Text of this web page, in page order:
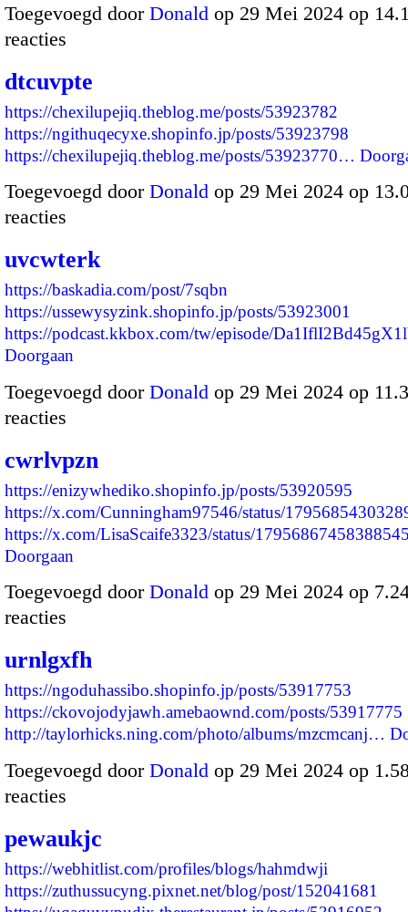
Toegevoegd door Donald op 29 Mei 2024 op
reacties
dtcuvpte
https://chexilupejiq.theblog.me/posts/53923782
https://ngithuqecyxe.shopinfo.jp/posts/53923798
https://chexilupejiq.theblog.me/posts/53923770…
Toegevoegd door Donald op 29 Mei 2024 op
reacties
uvcwterk
https://baskadia.com/post/7sqbn
https://ussewysyzink.shopinfo.jp/posts/53923001
https://podcast.kkbox.com/tw/episode/
Doorgaan
Toegevoegd door Donald op 29 Mei 2024 op
reacties
cwrlvpzn
https://enizywhediko.shopinfo.jp/posts/53920595
https://x.com/Cunningham97546/status/
https://x.com/LisaScaife3323/status/
Doorgaan
Toegevoegd door Donald op 29 Mei 2024 op
reacties
urnlgxfh
https://ngoduhassibo.shopinfo.jp/posts/53917753
https://ckovojodyjawh.amebaownd.com/posts/53917775
http://taylorhicks.ning.com/photo/albums/mzcmcanj…
Toegevoegd door Donald op 29 Mei 2024 op
reacties
pewaukjc
https://webhitlist.com/profiles/blogs/hahmdwji
https://zuthussucyng.pixnet.net/blog/post/152041681